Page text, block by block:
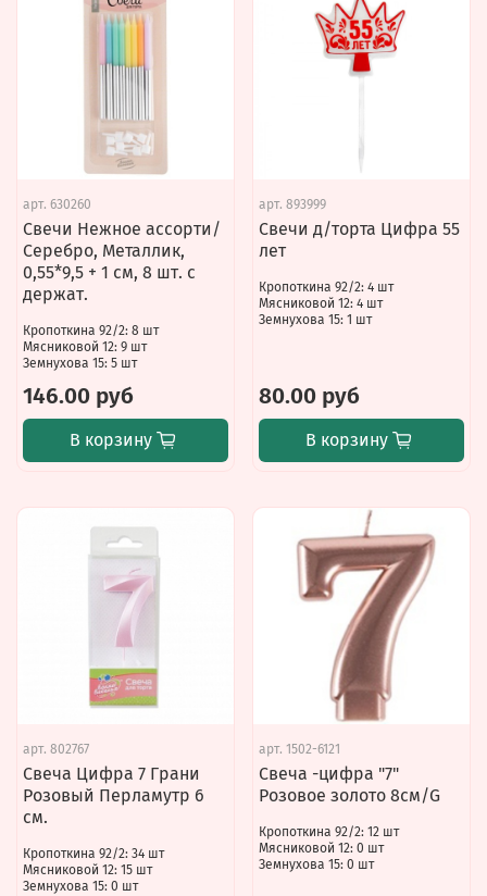
арт. 630260
Свечи Нежное ассорти/
Серебро, Металлик,
0,55*9,5 + 1 см, 8 шт. с
держат.
Кропоткина 92/2: 8 шт
Мясниковой 12: 9 шт
Земнухова 15: 5 шт
146.00 руб
В корзину
арт. 893999
Свечи д/торта Цифра 55
лет
Кропоткина 92/2: 4 шт
Мясниковой 12: 4 шт
Земнухова 15: 1 шт
80.00 руб
В корзину
арт. 802767
Свеча Цифра 7 Грани
Розовый Перламутр 6
см.
Кропоткина 92/2: 34 шт
Мясниковой 12: 15 шт
Земнухова 15: 0 шт
арт. 1502-6121
Свеча -цифра "7"
Розовое золото 8см/G
Кропоткина 92/2: 12 шт
Мясниковой 12: 0 шт
Земнухова 15: 0 шт